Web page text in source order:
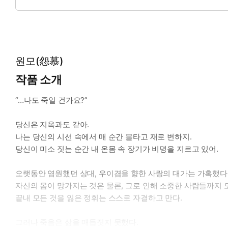
*수: 정휘. 백색증으로 인해 하얀 머리와 붉은 눈을 지녔다. 신
사랑하지 않겠다는 맹세를 비웃기라도 하듯, 전생과는 전혀 다
*이럴 때 보세요: 무너질 것을 알면서도 서로를 갈구할 수밖에
발, 제발 부탁입니다.
원모(怨慕)
작품 소개
“…나도 죽일 건가요?”
당신은 지옥과도 같아.
나는 당신의 시선 속에서 매 순간 불타고 재로 변하지.
당신이 미소 짓는 순간 내 온몸 속 장기가 비명을 지르고 있어.
오랫동안 염원했던 상대, 우이겸을 향한 사랑의 대가는 가혹했
자신의 몸이 망가지는 것은 물론, 그로 인해 소중한 사람들까지
끝내 모든 것을 잃은 정휘는 스스로 자결하고 만다.